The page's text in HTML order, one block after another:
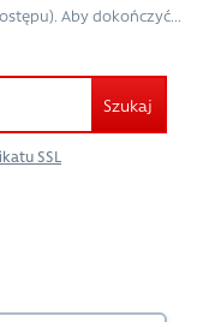
Aby dokończyć...
Szukaj
SSL